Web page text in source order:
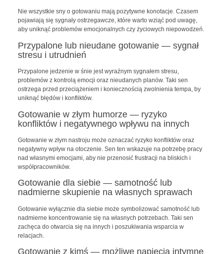
Nie wszystkie sny o gotowaniu mają pozytywne konotacje. Czasem
pojawiają się sygnały ostrzegawcze, które warto wziąć pod uwagę,
aby uniknąć problemów emocjonalnych czy życiowych niepowodzeń.
Przypalone lub nieudane gotowanie — sygnał
stresu i utrudnień
Przypalone jedzenie w śnie jest wyraźnym sygnałem stresu,
problemów z kontrolą emocji oraz nieudanych planów. Taki sen
ostrzega przed przeciążeniem i koniecznością zwolnienia tempa, by
uniknąć błędów i konfliktów.
Gotowanie w złym humorze — ryzyko
konfliktów i negatywnego wpływu na innych
Gotowanie w złym nastroju może oznaczać ryzyko konfliktów oraz
negatywny wpływ na otoczenie. Sen ten wskazuje na potrzebę pracy
nad własnymi emocjami, aby nie przenosić frustracji na bliskich i
współpracowników.
Gotowanie dla siebie — samotność lub
nadmierne skupienie na własnych sprawach
Gotowanie wyłącznie dla siebie może symbolizować samotność lub
nadmierne koncentrowanie się na własnych potrzebach. Taki sen
zachęca do otwarcia się na innych i poszukiwania wsparcia w
relacjach.
Gotowanie z kimś — możliwe napięcia intymne